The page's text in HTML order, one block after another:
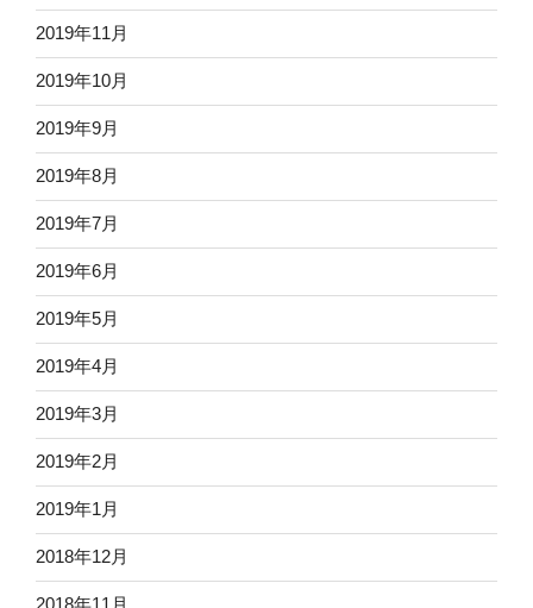
2019年11月
2019年10月
2019年9月
2019年8月
2019年7月
2019年6月
2019年5月
2019年4月
2019年3月
2019年2月
2019年1月
2018年12月
2018年11月